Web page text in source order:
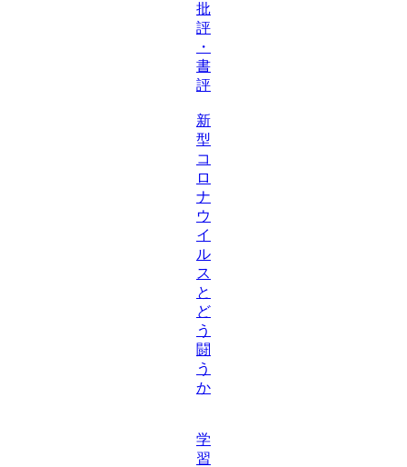
批
評
・
書
評
新
型
コ
ロ
ナ
ウ
イ
ル
ス
と
ど
う
闘
う
か
学
習